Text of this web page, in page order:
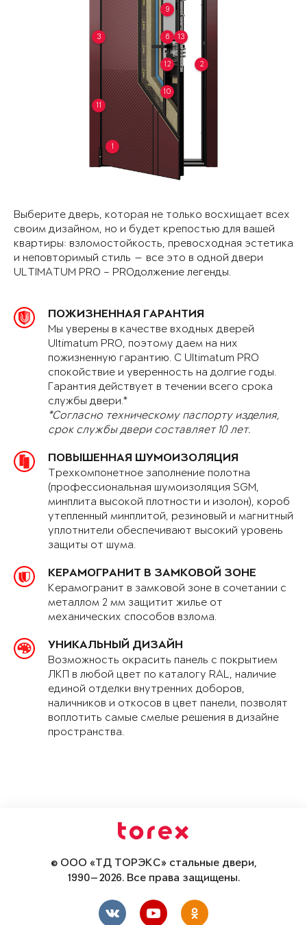
1
2
3 6
9
10
11
12
13
Выберите дверь, которая не только восхищает всех
своим дизайном, но и будет крепостью для вашей
квартиры: взломостойкость, превосходная эстетика
и неповторимый стиль — все это в одной двери
ULTIMATUM PRO – PROдолжение легенды.
ПОЖИЗНЕННАЯ ГАРАНТИЯ
Мы уверены в качестве входных дверей
Ultimatum PRO, поэтому даем на них
пожизненную гарантию. С Ultimatum PRO
спокойствие и уверенность на долгие годы.
Гарантия действует в течении всего срока
службы двери.*
*Согласно техническому паспорту изделия,
срок службы двери составляет 10 лет.
ПОВЫШЕННАЯ ШУМОИЗОЛЯЦИЯ
Трехкомпонетное заполнение полотна
(профессиональная шумоизоляция SGM,
минплита высокой плотности и изолон), короб
утепленный минплитой, резиновый и магнитный
уплотнители обеспечивают высокий уровень
защиты от шума.
КЕРАМОГРАНИТ В ЗАМКОВОЙ ЗОНЕ
Керамогранит в замковой зоне в сочетании с
металлом 2 мм защитит жилье от
механических способов взлома.
УНИКАЛЬНЫЙ ДИЗАЙН
Возможность окрасить панель с покрытием
ЛКП в любой цвет по каталогу RAL, наличие
единой отделки внутренних доборов,
наличников и откосов в цвет панели, позволят
воплотить самые смелые решения в дизайне
пространства.
© ООО «ТД ТОРЭКС» стальные двери,
1990—2026. Все права защищены.